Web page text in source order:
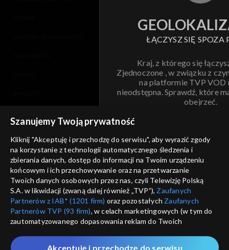
ŁĄCZYSZ SIĘ SPOZA
Kraj, z którego się
Zjednoczone , w związku z
na platformie TVP VOD
nieodstępna. Sprawdź, które
obejrzeć.
ANULUJ
informacje o dostawcy usług
Szanujemy Twoją prywatność
Kliknij "Akceptuję i przechodzę do serwisu", aby wyrazić zgody
na korzystanie z technologii automatycznego śledzenia i
zbierania danych, dostęp do informacji na Twoim urządzeniu
końcowym i ich przechowywanie oraz na przetwarzanie
Twoich danych osobowych przez nas, czyli Telewizję Polską
S.A. w likwidacji (zwaną dalej również „TVP”), Zaufanych
Partnerów z IAB* (1201 firm) oraz pozostałych Zaufanych
Partnerów TVP (93 firm), w celach marketingowych (w tym do
zautomatyzowanego dopasowania reklam do Twoich
które wskazujemy poniżej, a także zgody na udostępnianie
Akceptuję i przechodzę do serwisu